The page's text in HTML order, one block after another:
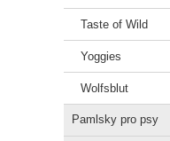
Taste of Wild
Yoggies
Wolfsblut
Pamlsky pro psy